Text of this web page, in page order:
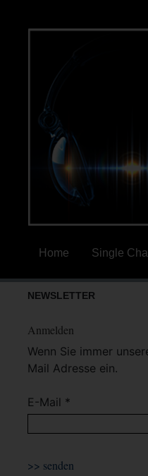
Home Single
NEWSLETTER
Anmelden
Wenn Sie immer
Mail Adresse ein.
E-Mail *